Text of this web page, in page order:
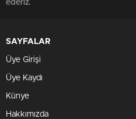
ederiz.
SAYFALAR
Üye Girişi
Üye Kaydı
Künye
Hakkımızda